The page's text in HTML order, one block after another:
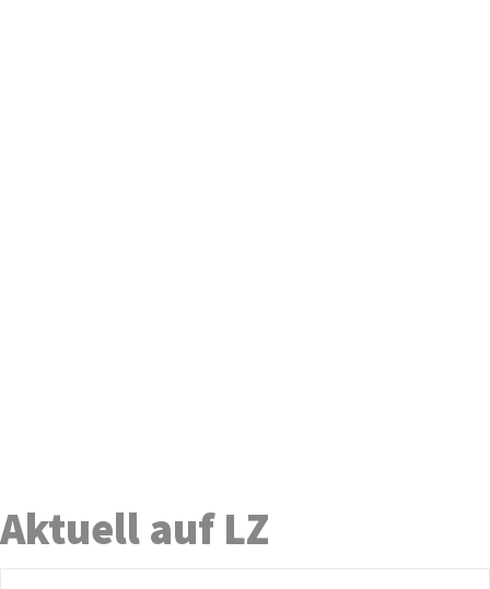
Aktuell auf LZ